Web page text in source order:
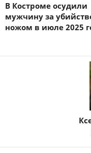
В Костроме осудили
мужчину за
ножом в июле 2025